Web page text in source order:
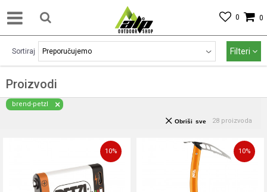
0
0
Proizvodi
Sortiraj Filteri
brend-petzl
28 proizvoda
Obriši sve
10% 10%